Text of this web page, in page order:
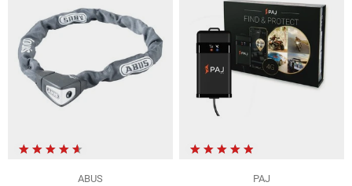
ABUS
PAJ